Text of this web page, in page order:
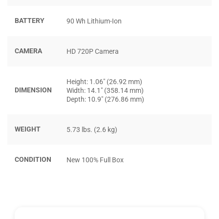
mượt mà tất cả các game AAA ở cấu hình cao.
BATTERY 90 Wh Lithium-Ion
CAMERA HD 720P Camera
DIMENSION
Height: 1.06″ (26.92 mm)
Width: 14.1″ (358.14 mm)
Depth: 10.9″ (276.86 mm)
WEIGHT 5.73 lbs. (2.6 kg)
CONDITION New 100% Full Box